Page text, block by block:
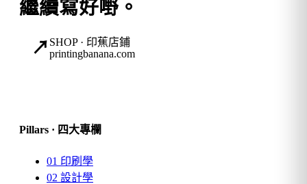
繼續寫好嘢。
↗ SHOP · 印蕉店鋪
printingbanana.com
Pillars · 四大專欄
01 印刷學
02 設計學